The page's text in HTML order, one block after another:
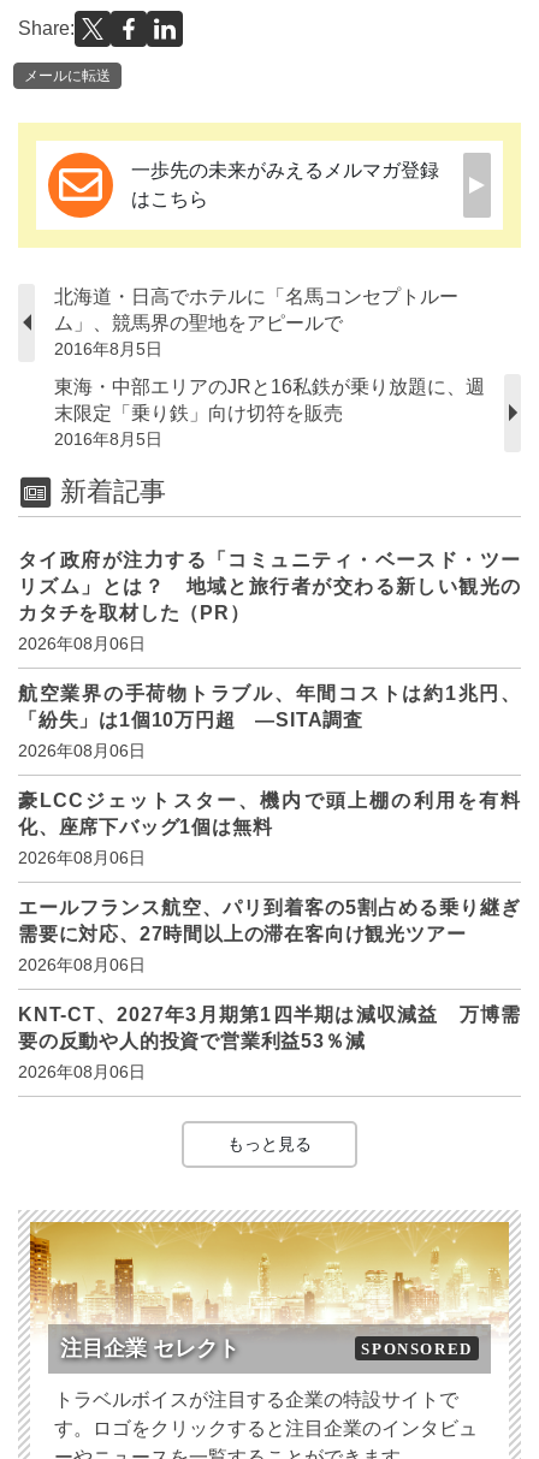
Share:
メールに転送
一歩先の未来がみえるメルマガ登録
はこちら
北海道・日高でホテルに「名馬コンセプトルー
ム」、競馬界の聖地をアピールで
2016年8月5日
東海・中部エリアのJRと16私鉄が乗り放題に、週
末限定「乗り鉄」向け切符を販売
2016年8月5日
新着記事
タイ政府が注力する「コミュニティ・ベースド・ツー
リズム」とは？ 地域と旅行者が交わる新しい観光の
カタチを取材した（PR）
2026年08月06日
航空業界の手荷物トラブル、年間コストは約1兆円、
「紛失」は1個10万円超 ―SITA調査
2026年08月06日
豪LCCジェットスター、機内で頭上棚の利用を有料
化、座席下バッグ1個は無料
2026年08月06日
エールフランス航空、パリ到着客の5割占める乗り継ぎ
需要に対応、27時間以上の滞在客向け観光ツアー
2026年08月06日
KNT-CT、2027年3月期第1四半期は減収減益 万博需
要の反動や人的投資で営業利益53％減
2026年08月06日
もっと見る
注目企業 セレクト SPONSORED
トラベルボイスが注目する企業の特設サイトで
す。ロゴをクリックすると注目企業のインタビュ